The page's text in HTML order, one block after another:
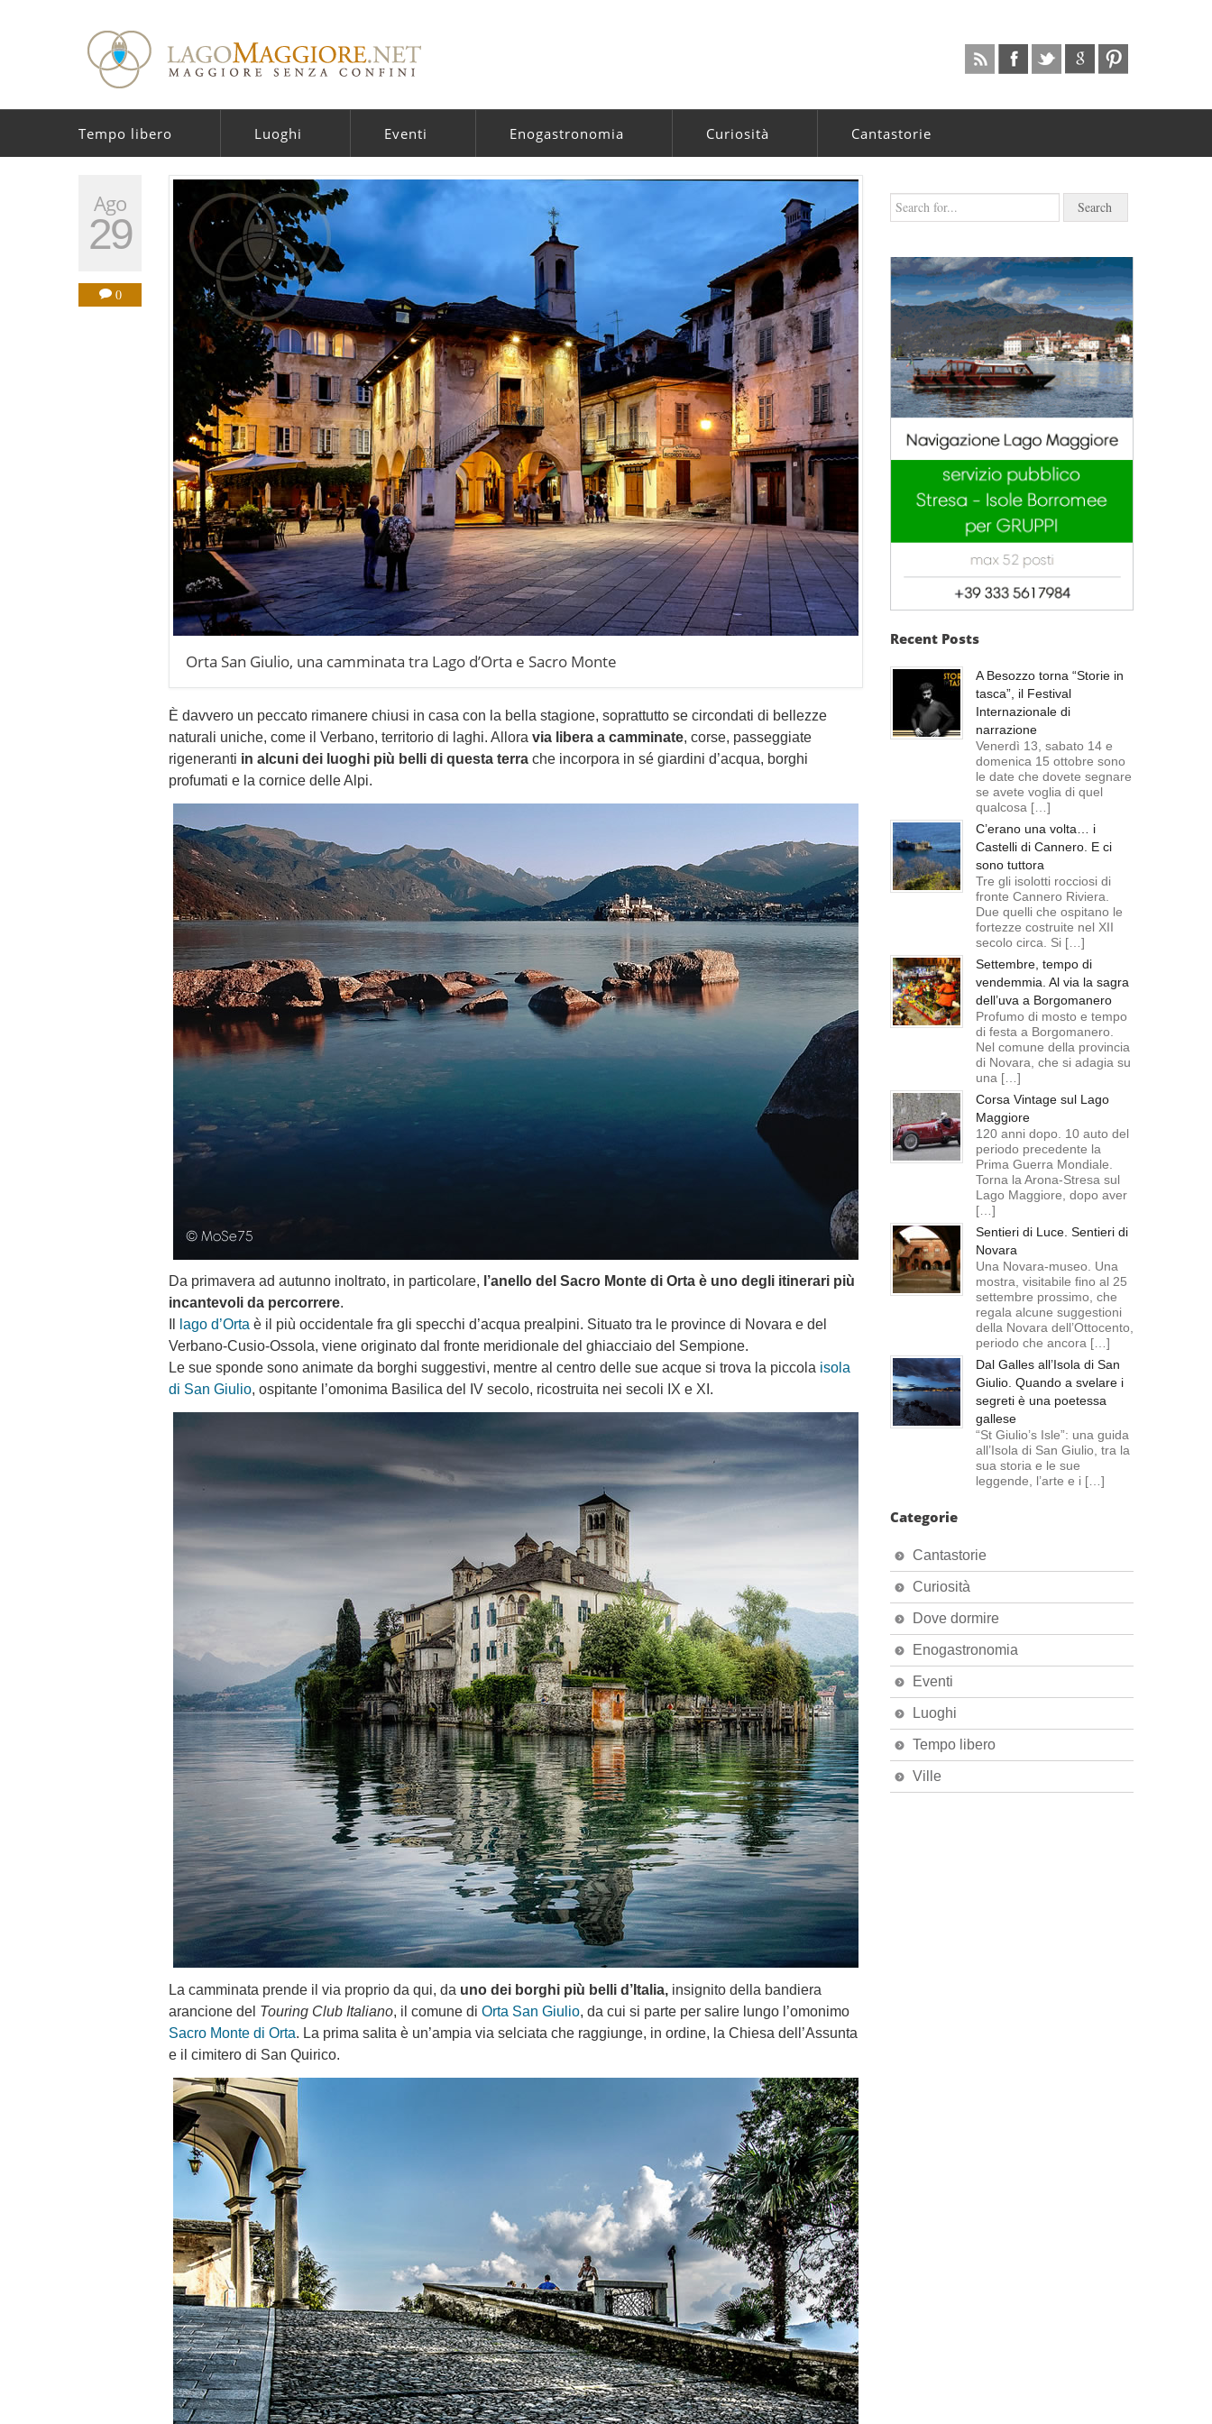
Tempo libero Luoghi Eventi Enogastronomia Curiosità Cantastorie
Ago
29
0
Orta San Giulio, una camminata tra Lago d’Orta e Sacro Monte
È davvero un peccato rimanere chiusi in casa con la bella stagione, soprattutto se circondati di bellezze
naturali uniche, come il Verbano, territorio di laghi. Allora via libera a camminate, corse, passeggiate
rigeneranti in alcuni dei luoghi più belli di questa terra che incorpora in sé giardini d’acqua, borghi
profumati e la cornice delle Alpi.
Da primavera ad autunno inoltrato, in particolare, l’anello del Sacro Monte di Orta è uno degli itinerari più
incantevoli da percorrere.
lago d’Orta è il più occidentale fra gli specchi d’acqua prealpini. Situato tra le province di Novara e del
Verbano-Cusio-Ossola, viene originato dal fronte meridionale del ghiacciaio del Sempione.
Le sue sponde sono animate da borghi suggestivi, mentre al centro delle sue acque si trova la piccola isola
di San Giulio, ospitante l’omonima Basilica del IV secolo, ricostruita nei secoli IX e XI.
La camminata prende il via proprio da qui, da uno dei borghi più belli d’Italia, insignito della bandiera
arancione del Touring Club Italiano, il comune di Orta San Giulio, da cui si parte per salire lungo l’omonimo
Sacro Monte di Orta. La prima salita è un’ampia via selciata che raggiunge, in ordine, la Chiesa dell’Assunta
e il cimitero di San Quirico.
Recent Posts
A Besozzo torna “Storie in
tasca”, il Festival
Internazionale di
narrazione
Venerdì 13, sabato 14 e
domenica 15 ottobre sono
le date che dovete segnare
se avete voglia di quel
qualcosa […]
C’erano una volta… i
Castelli di Cannero. E ci
sono tuttora
Tre gli isolotti rocciosi di
fronte Cannero Riviera.
Due quelli che ospitano le
fortezze costruite nel XII
secolo circa. Si […]
Settembre, tempo di
vendemmia. Al via la sagra
dell’uva a Borgomanero
Profumo di mosto e tempo
di festa a Borgomanero.
Nel comune della provincia
di Novara, che si adagia su
una […]
Corsa Vintage sul Lago
Maggiore
120 anni dopo. 10 auto del
periodo precedente la
Prima Guerra Mondiale.
Torna la Arona-Stresa sul
Lago Maggiore, dopo aver
[…]
Sentieri di Luce. Sentieri di
Novara
Una Novara-museo. Una
mostra, visitabile fino al 25
settembre prossimo, che
regala alcune suggestioni
della Novara dell’Ottocento,
periodo che ancora […]
Dal Galles all’Isola di San
Giulio. Quando a svelare i
segreti è una poetessa
gallese
“St Giulio’s Isle”: una guida
all’Isola di San Giulio, tra la
sua storia e le sue
leggende, l’arte e i […]
Categorie
Cantastorie
Curiosità
Dove dormire
Enogastronomia
Eventi
Luoghi
Tempo libero
Ville